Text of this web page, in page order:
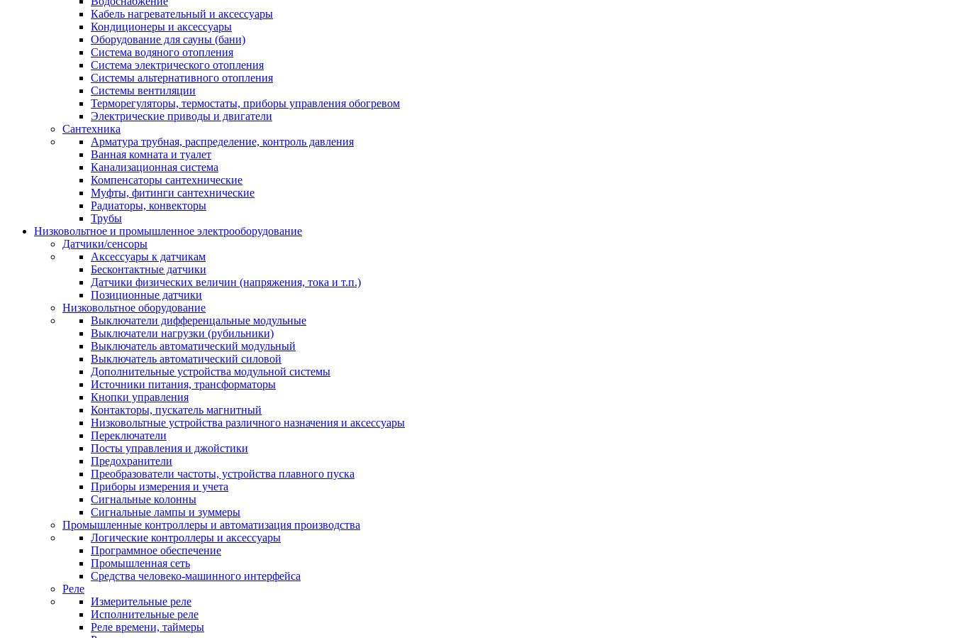
Кабель нагревательный и аксессуары
Кондиционеры и аксессуары
Оборудование для сауны (бани)
Система водяного отопления
Система электрического отопления
Системы альтернативного отопления
Системы вентиляции
Терморегуляторы, термостаты, приборы управления обогревом
Электрические приводы и двигатели
Сантехника
Арматура трубная, распределение, контроль давления
Ванная комната и туалет
Канализационная система
Компенсаторы сантехнические
Муфты, фитинги сантехнические
Радиаторы, конвекторы
Трубы
Низковольтное и промышленное электрооборудование
Датчики/сенсоры
Аксессуары к датчикам
Бесконтактные датчики
Датчики физических величин (напряжения, тока и т.п.)
Позиционные датчики
Низковольтное оборудование
Выключатели дифференцальные модульные
Выключатели нагрузки (рубильники)
Выключатель автоматический модульный
Выключатель автоматический силовой
Дополнительные устройства модульной системы
Источники питания, трансформаторы
Кнопки управления
Контакторы, пускатель магнитный
Низковольтные устройства различного назначения и аксессуары
Переключатели
Посты управления и джойстики
Предохранители
Преобразователи частоты, устройства плавного пуска
Приборы измерения и учета
Сигнальные колонны
Сигнальные лампы и зуммеры
Промышленные контроллеры и автоматизация производства
Логические контроллеры и аксессуары
Программное обеспечение
Промышленная сеть
Средства человеко-машинного интерфейса
Реле
Измерительные реле
Исполнительные реле
Реле времени, таймеры